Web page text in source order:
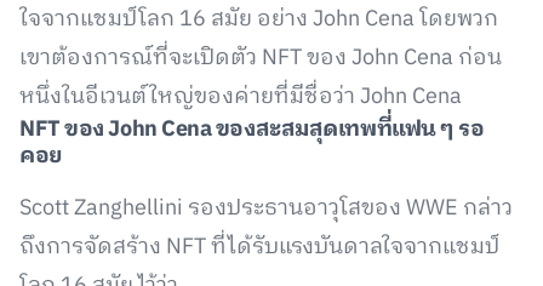
ใจจากแชมป์โลก 16 สมัย อย่าง John Cena โดยพวก
เขาต้องการณ์ที่จะเปิดตัว NFT ของ John Cena ก่อน
หนึ่งในอีเวนต์ใหญ่ของค่ายที่มีชื่อว่า John Cena
NFT ของ John Cenaของสะสมสุดเทพที่แฟน ๆ รอ
คอย
Scott Zanghellini รองประธานอาวุโสของ WWE กล่าว
ถึงการจัดสร้าง NFT ที่ได้รับแรงบันดาลใจจากแชมป์